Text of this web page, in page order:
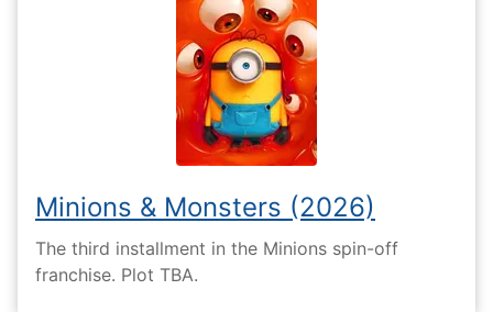
Minions & Monsters (2026)
The third installment in the Minions spin-off
franchise. Plot TBA.